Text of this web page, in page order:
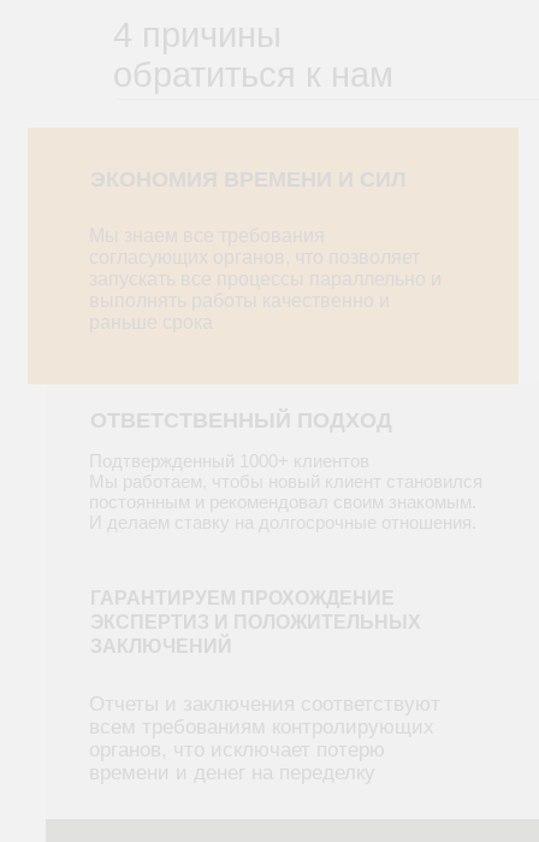
4 причины
обратиться к нам
ЭКОНОМИЯ ВРЕМЕНИ И СИЛ
Мы знаем все требования
согласующих органов, что позволяет
запускать все процессы параллельно и
выполнять работы качественно и
раньше срока
ГАРАНТИРУЕМ ПРОХОЖДЕНИЕ
ЭКСПЕРТИЗ И ПОЛОЖИТЕЛЬНЫХ
ЗАКЛЮЧЕНИЙ
Отчеты и заключения соответствуют
всем требованиям контролирующих
органов, что исключает потерю
времени и денег на переделку
ОТВЕТСТВЕННЫЙ ПОДХОД
Подтвержденный 1000+ клиентов
Мы работаем, чтобы новый клиент становился
постоянным и рекомендовал своим знакомым.
И делаем ставку на долгосрочные отношения.